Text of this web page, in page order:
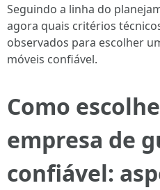
Seguindo a linha do
agora quais critérios
observados para escolher
móveis confiável.
Como
empresa de
confiável: